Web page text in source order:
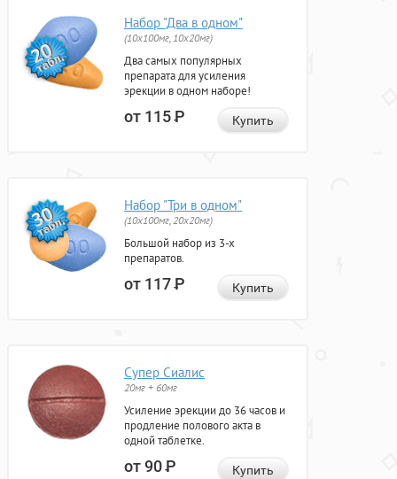
Набор "Два в одном"
(10x100мг, 10x20мг)
Два самых популярных
препарата для усиления
эрекции в одном наборе!
от 115Р Купить
Набор "Три в одном"
(10x100мг, 20x20мг)
Большой набор из 3-х
препаратов.
от 117Р Купить
Супер Сиалис
20мг + 60мг
Усиление эрекции до 36 часов и
продление полового акта в
одной таблетке.
от 90Р Купить